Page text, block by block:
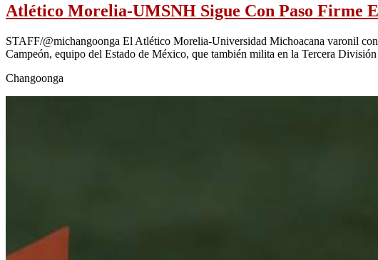
Atlético Morelia-UMSNH Sigue Con Paso Firme
STAFF/@michangoonga El Atlético Morelia-Universidad Michoacana varonil
Campeón, equipo del Estado de México, que también milita en la Tercera
Changoonga